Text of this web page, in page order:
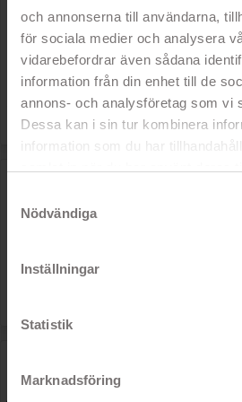
och annonserna till användarna,
för sociala medier och analysera
vidarebefordrar även sådana
information från din enhet till de
annons- och analysföretag som vi
Dessa kan i sin tur kombinera
information som du har
Nödvändiga
Inställningar
Statistik
Marknadsföring
- USB-C till
- För laddning
-
- Finns i flera
89 kr
Pris
USB-C till USB-C-kabel 1 meter